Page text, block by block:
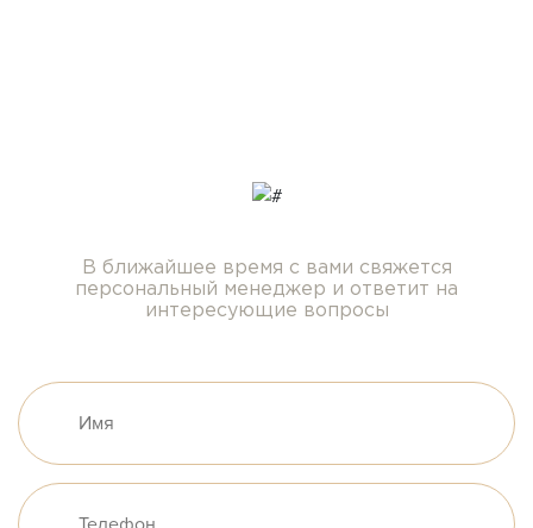
В ближайшее время с вами свяжется
персональный менеджер и ответит на
интересующие вопросы